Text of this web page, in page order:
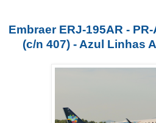
Embraer ERJ-195AR -
(c/n 407) - Azul Linhas